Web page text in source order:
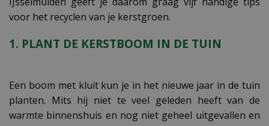
voor het recyclen van je kerstgroen.
1. PLANT DE KERSTBOOM IN DE TUIN
Een boom met kluit kun je in het nieuwe jaar in de tuin
planten. Mits hij niet te veel geleden heeft van de
warmte binnenshuis en nog niet geheel uitgevallen en